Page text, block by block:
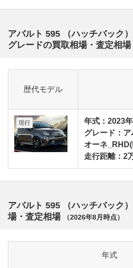
アバルト 595 （ハッチバック
グレードの買取相場・査定相場
歴代モデル
現行
年式：2023年
グレード：
オーネ
走行距離：2
アバルト 595 （ハッチバック
場・査定相場
（2026年8月 時点）
年式